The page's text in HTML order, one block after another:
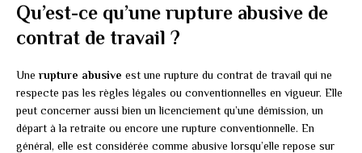
Qu’est-ce qu’une rupture abusive de
contrat de travail ?
Une rupture abusive est une rupture du contrat de travail qui ne
respecte pas les règles légales ou conventionnelles en vigueur. Elle
peut concerner aussi bien un licenciement qu’une démission, un
départ à la retraite ou encore une rupture conventionnelle. En
général, elle est considérée comme abusive lorsqu’elle repose sur